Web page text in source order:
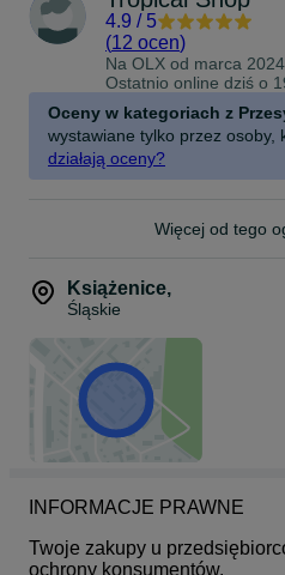
4.9 / 5
(12 ocen)
Na OLX od marca 2024
Ostatnio online dziś o
Oceny w kategoriach z
wystawiane tylko przez osoby,
działają oceny?
Więcej od tego
Książenice,
Śląskie
INFORMACJE PRAWNE
Twoje zakupy u
ochrony konsumentów.